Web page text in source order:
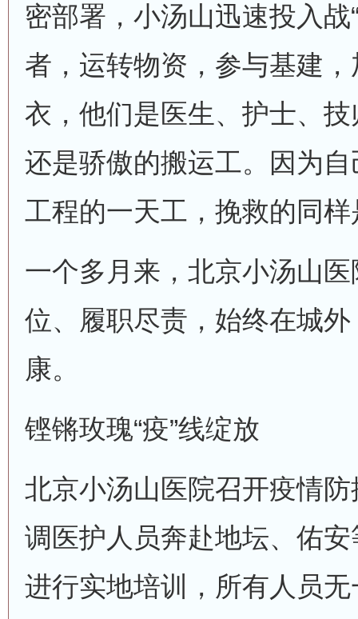
密部署，小汤山迅速投入战
者，运转物资，参与基建
衣，他们是医生、护士、
还是骄傲的搬运工。因为
工程的一天工，挽救的同
一个多月来，北京小汤山
位、履职尽责，始终在城
康。
铿锵玫瑰“疫”线绽放
北京小汤山医院召开疫情
调医护人员奔赴地坛、佑
进行实地培训，所有人员